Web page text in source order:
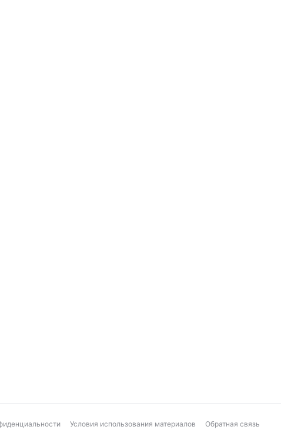
Условия использования материалов Обратная связь